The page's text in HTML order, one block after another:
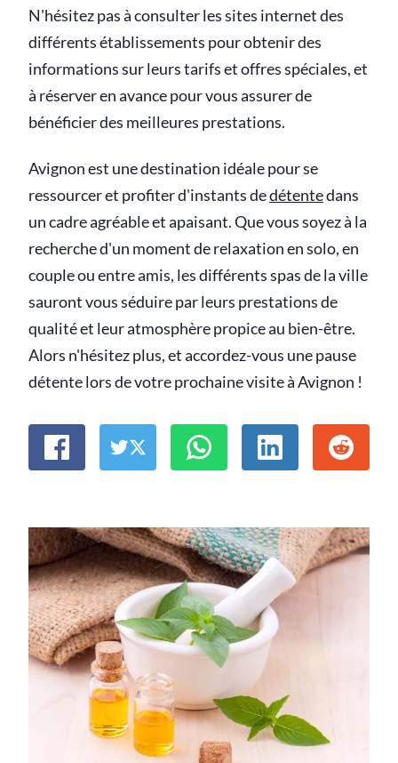
N'hésitez pas à consulter les sites internet des
différents établissements pour obtenir des
informations sur leurs tarifs et offres spéciales, et
à réserver en avance pour vous assurer de
bénéficier des meilleures prestations.
Avignon est une destination idéale pour se
ressourcer et profiter d'instants dedétentedans
un cadre agréable et apaisant. Que vous soyez à la
recherche d'un moment de relaxation en solo, en
couple ou entre amis, les différents spas de la ville
sauront vous séduire par leurs prestations de
qualité et leur atmosphère propice au bien-être.
Alors n'hésitez plus, et accordez-vous une pause
détente lors de votre prochaine visite à Avignon !